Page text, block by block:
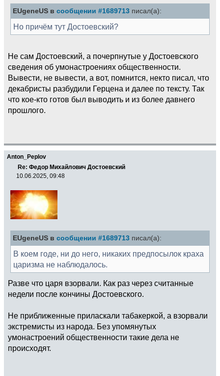
EUgeneUS в сообщении #1689713 писал(а):
Но причём тут Достоевский?
Не сам Достоевский, а почерпнутые у Достоевского
сведения об умонастроениях общественности.
Вывести, не вывести, а вот, помнится, некто писал, что
декабристы разбудили Герцена и далее по тексту. Так
что кое-кто готов был выводить и из более давнего
прошлого.
Anton_Peplov
Re: Федор Михайлович Достоевский
10.06.2025, 09:48
EUgeneUS в сообщении #1689713 писал(а):
В коем годе, ни до него, никаких предпосылок краха
царизма не наблюдалось.
Разве что царя взорвали. Как раз через считанные
недели после кончины Достоевского.
Не приближенные приласкали табакеркой, а взорвали
экстремисты из народа. Без упомянутых
умонастроений общественности такие дела не
происходят.